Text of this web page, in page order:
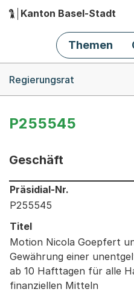
Hauptnavigation
Kanton Basel-Stadt
Themen
Regierungsrat
P255545
Geschäft
Informationen zum
Präsidial-Nr.
P255545
Titel
Motion Nicola Goepfert
Gewährung einer
ab 10 Hafttagen für alle
finanziellen Mitteln